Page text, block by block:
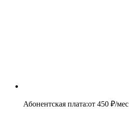
Абонентская плата:от 450 ₽/мес